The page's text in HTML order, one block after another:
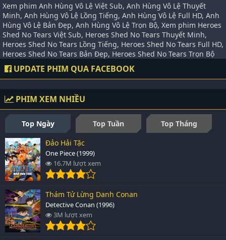
Xem phim Anh Hùng Vô Lệ Việt Sub, Anh Hùng Vô Lệ Thuyết
Minh, Anh Hùng Vô Lệ Lồng Tiếng, Anh Hùng Vô Lệ Full HD, Anh
Hùng Vô Lệ Bản Đẹp, Anh Hùng Vô Lệ Trọn Bộ, Xem phim Heroes
Shed No Tears Việt Sub, Heroes Shed No Tears Thuyết Minh,
Heroes Shed No Tears Lồng Tiếng, Heroes Shed No Tears Full HD,
Heroes Shed No Tears Bản Đẹp, Heroes Shed No Tears Trọn Bộ
UPDATE PHIM QUA FACEBOOK
PHIM XEM NHIỀU
Top Ngày Top Tuần
Top Tháng
Đảo Hải Tặc
One Piece (1999)
16.7M lượt xem
Thám Tử Lừng Danh Conan
Detective Conan (1996)
3M lượt xem